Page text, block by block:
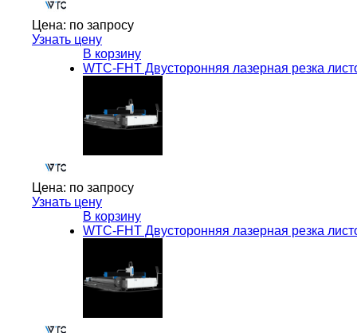
Цена: по запросу
Узнать цену
В корзину
WTC-FHT Двусторонняя лазерная резка
Цена: по запросу
Узнать цену
В корзину
WTC-FHT Двусторонняя лазерная резка